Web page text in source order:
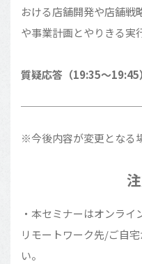
おける店舗開発や店舗戦
や事業計画とやりきる実
質疑応答（19:35～19:45）
※今後内容が変更となる
・本セミナーはオンラ
リモートワーク先/ご自
い。